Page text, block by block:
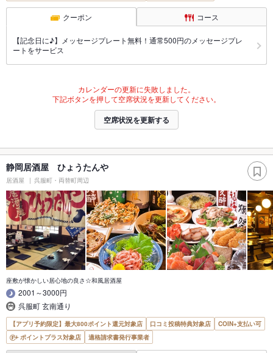
クーポン コース
【記念日に♪】メッセージプレート無料！通常500円のメッセージプレ
ートをサービス
カレンダーの更新に失敗しました。
下記ボタンを押して空席状況を更新してください。
空席状況を更新する
静岡居酒屋 ひょうたんや
居酒屋 呉服町・両替町周辺
座敷が懐かしい居心地の良さ☆和風居酒屋
2001～3000円
呉服町 玄南通り
【アプリ予約限定】最大800ポイント還元対象店 口コミ投稿特典対象店
COIN+支払い可
ポイントプラス対象店
適格請求書発行事業者